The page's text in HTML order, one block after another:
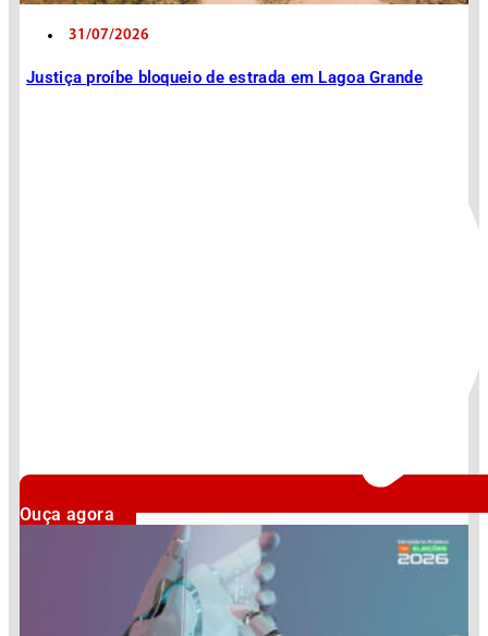
31/07/2026
Justiça proíbe bloqueio de estrada em Lagoa Grande
Ouça agora